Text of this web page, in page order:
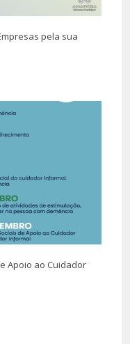
pela sua
Apoio ao Cuidador